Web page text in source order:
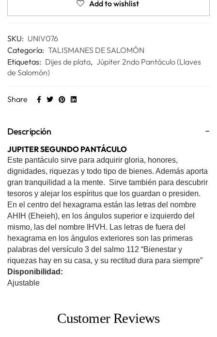
Add to wishlist
SKU: UNIV076
Categoría: TALISMANES DE SALOMÓN
Etiquetas: Dijes de plata, Júpiter 2ndo Pantáculo (Llaves
de Salomón)
Share
Descripción
JUPITER SEGUNDO PANTÁCULO
Este pantáculo sirve para adquirir gloria, honores,
dignidades, riquezas y todo tipo de bienes. Además aporta
gran tranquilidad a la mente. Sirve también para descubrir
tesoros y alejar los espíritus que los guardan o presiden.
En el centro del hexagrama están las letras del nombre
AHIH (Eheieh), en los ángulos superior e izquierdo del
mismo, las del nombre IHVH. Las letras de fuera del
hexagrama en los ángulos exteriores son las primeras
palabras del versículo 3 del salmo 112 “Bienestar y
riquezas hay en su casa, y su rectitud dura para siempre”
Disponibilidad:
Ajustable
Customer Reviews